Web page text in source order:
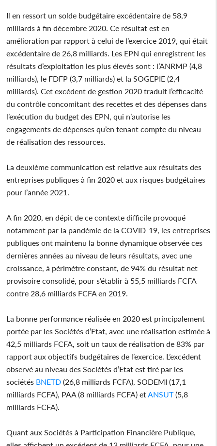
Il en ressort un solde budgétaire excédentaire de 58,9
milliards à fin décembre 2020. Ce résultat est en
amélioration par rapport à celui de l’exercice 2019, qui était
excédentaire de 26,8 milliards. Les EPN qui enregistrent les
résultats d’exploitation les plus élevés sont : l’ANRMP (4,8
milliards), le FDFP (3,7 milliards) et la SOGEPIE (2,4
milliards). Cet excédent de gestion 2020 traduit l’efficacité
du contrôle concomitant des recettes et des dépenses dans
l’exécution du budget des EPN, qui n’autorise les
engagements de dépenses qu’en tenant compte du niveau
de réalisation des ressources.
La deuxième communication est relative aux résultats des
entreprises publiques à fin 2020 et aux risques budgétaires
pour l’année 2021.
A fin 2020, en dépit de ce contexte difficile provoqué
notamment par la pandémie de la COVID-19, les entreprises
publiques ont maintenu la bonne dynamique observée ces
dernières années au niveau de leurs résultats, avec une
croissance, à périmètre constant, de 94% du résultat net
provisoire consolidé, pour s’établir à 55,5 milliards FCFA
contre 28,6 milliards FCFA en 2019.
La bonne performance réalisée en 2020 est principalement
portée par les Sociétés d’Etat, avec une réalisation estimée à
42,5 milliards FCFA, soit un taux de réalisation de 83% par
rapport aux objectifs budgétaires de l’exercice. L’excédent
observé au niveau des Sociétés d’Etat est tiré par les
sociétés BNETD (26,8 milliards FCFA), SODEMI (17,1
milliards FCFA), PAA (8 milliards FCFA) et ANSUT(5,8
milliards FCFA).
Quant aux Sociétés à Participation Financière Publique,